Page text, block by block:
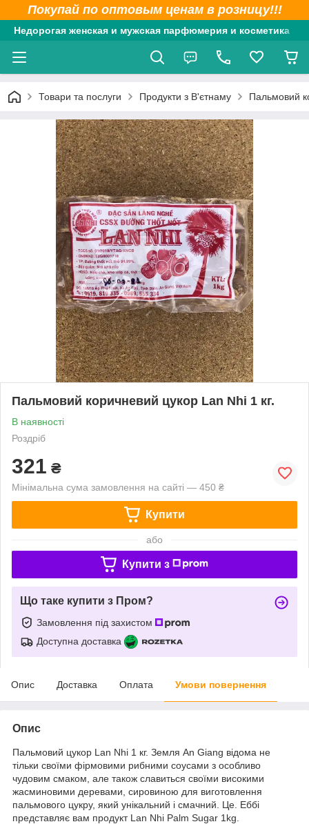
Покупай по оптовым ценам в розницу!!!
Недорогая женская и мужская парфюмерия и косметика
Товари та послуги Продукти з В'єтнаму Пальмовий
Пальмовий коричневий цукор Lan Nhi 1 кг.
В наявності
Роздріб
321 ₴
Мінімальна сума замовлення на сайті — 450 ₴
Купити
або
Купити з
Що таке купити з Пром?
Замовлення під захистом
Доступна доставка
Опис Доставка Оплата Умови повернення
Опис
Пальмовий цукор Lan Nhi 1 кг. Земля An Giang відома не
тільки своїми фірмовими рибними соусами з особливо
чудовим смаком, але також славиться своїми високими
жасминовими деревами, сировиною для виготовлення
пальмового цукру, який унікальний і смачний. Це. Еббі
представляє вам продукт Lan Nhi Palm Sugar 1kg.